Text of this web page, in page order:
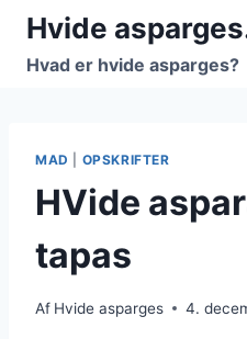
Fortsæt
indhold
Hvide
Hvad er hvide asparges?
MAD OPSKRIFTER
HVide
tapas
Af Hvide asparges 4.